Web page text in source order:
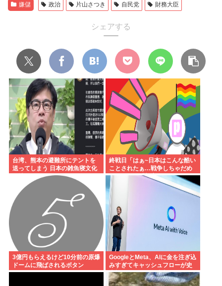
嫌儲 政治 片山さつき 自民党 財務大臣
シェアする
台湾、熊本の避難所にテントを
送ってしまう 日本の雑魚寝文化
を壊すな！
終戦日「はぁ~日本はこんな酷い
ことされたぁ…戦争しちゃだめ
ぇ…」ワイ「加害にも触れた
ら？」
3億円もらえるけど10分前の原爆
ドームに飛ばされるボタン
GoogleとMeta、AIに金を注ぎ込
みすぎてキャッシュフローが史
上初のマイナス。売却か保有で
内ゲバ始まる